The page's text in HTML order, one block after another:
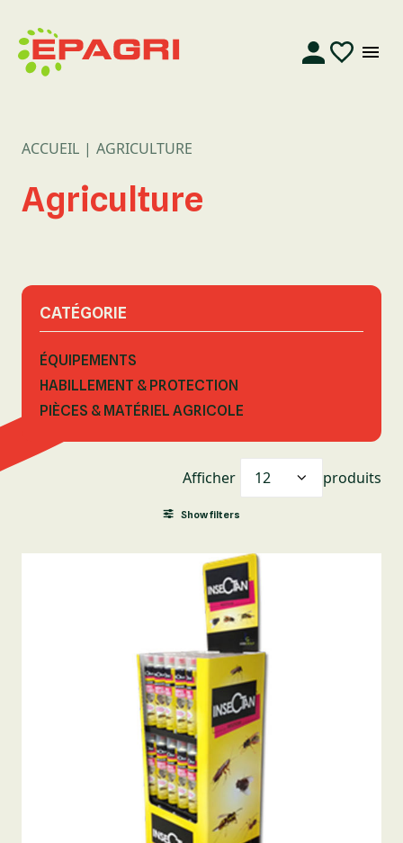
ACCUEIL AGRICULTURE
Agriculture
CATÉGORIE
ÉQUIPEMENTS
HABILLEMENT & PROTECTION
PIÈCES & MATÉRIEL AGRICOLE
Afficher produits
Show filters